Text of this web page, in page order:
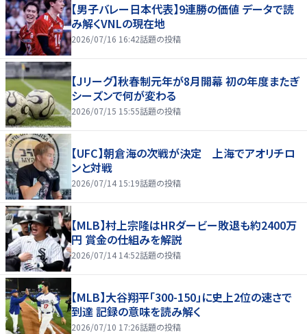
【男子バレー日本代表】9連勝の価値 データで読
み解くVNLの現在地
2026/07/16 16:42話題の投稿
【Jリーグ】秋春制元年が8月開幕 初の年度またぎ
シーズンで何が変わる
2026/07/15 15:55話題の投稿
【UFC】朝倉海の次戦が決定 上海でアオリチロ
ンと対戦
2026/07/14 15:19話題の投稿
【MLB】村上宗隆はHRダービー敗退も約2400万
円 賞金の仕組みを解説
2026/07/14 14:52話題の投稿
【MLB】大谷翔平「300-150」に史上2位の速さで
到達 記録の意味を読み解く
2026/07/10 17:26話題の投稿